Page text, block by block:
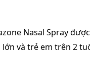
Nasal Spray
và trẻ em trên 2